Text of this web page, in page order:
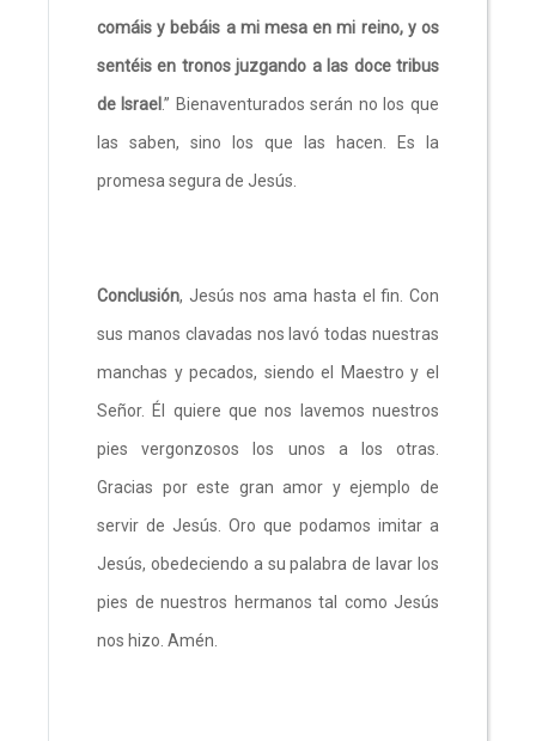
comáis y bebáis a mi mesa en mi reino, y os
sentéis en tronos juzgando a las doce tribus
de Israel.” Bienaventurados serán no los que
las saben, sino los que las hacen. Es la
promesa segura de Jesús.
Conclusión, Jesús nos ama hasta el fin. Con
sus manos clavadas nos lavó todas nuestras
manchas y pecados, siendo el Maestro y el
Señor. Él quiere que nos lavemos nuestros
pies vergonzosos los unos a los otras.
Gracias por este gran amor y ejemplo de
servir de Jesús. Oro que podamos imitar a
Jesús, obedeciendo a su palabra de lavar los
pies de nuestros hermanos tal como Jesús
nos hizo. Amén.